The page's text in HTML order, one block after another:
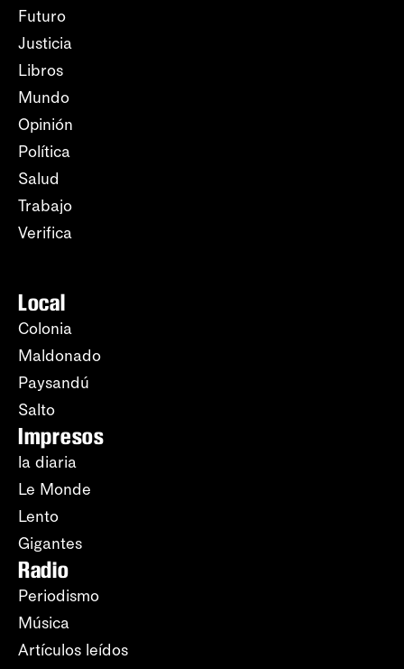
Futuro
Justicia
Libros
Mundo
Opinión
Política
Salud
Trabajo
Verifica
Local
Colonia
Maldonado
Paysandú
Salto
Impresos
la diaria
Le Monde
Lento
Gigantes
Radio
Periodismo
Música
Artículos leídos